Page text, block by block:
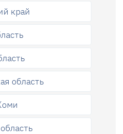
край
область